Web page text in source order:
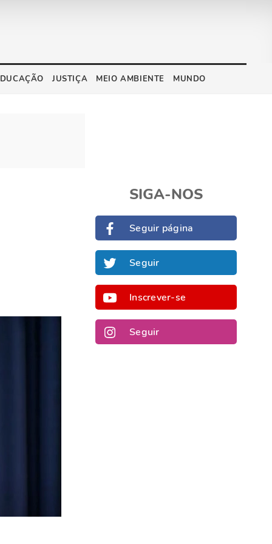
JUSTIÇA MEIO AMBIENTE MUNDO
SIGA-NOS
Seguir página
Seguir
Inscrever-se
Seguir